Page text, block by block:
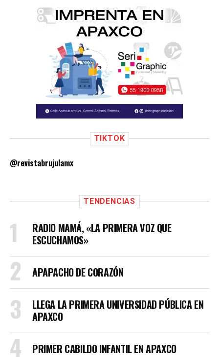
TIKTOK
@revistabrujulamx
TENDENCIAS
RADIO MAMÁ, «LA PRIMERA VOZ QUE
ESCUCHAMOS»
APAPACHO DE CORAZÓN
LLEGA LA PRIMERA UNIVERSIDAD PÚBLICA EN
APAXCO
PRIMER CABILDO INFANTIL EN APAXCO